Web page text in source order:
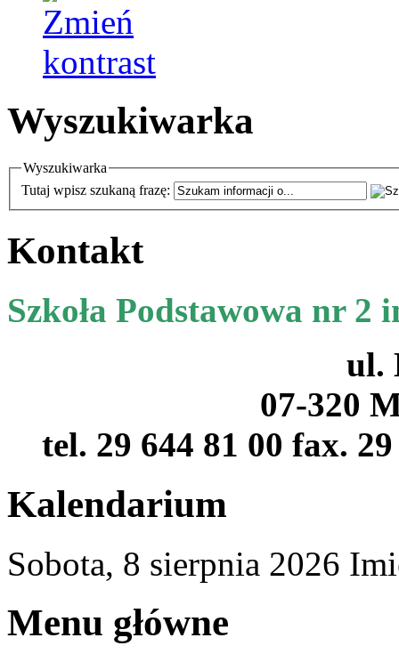
Wyszukiwarka
Wyszukiwarka
Tutaj wpisz szukaną frazę:
Kontakt
Szkoła Podstawowa nr
ul.
07-320
tel. 29 644 81 00 fax.
Kalendarium
Sobota, 8 sierpnia 2026
Menu główne